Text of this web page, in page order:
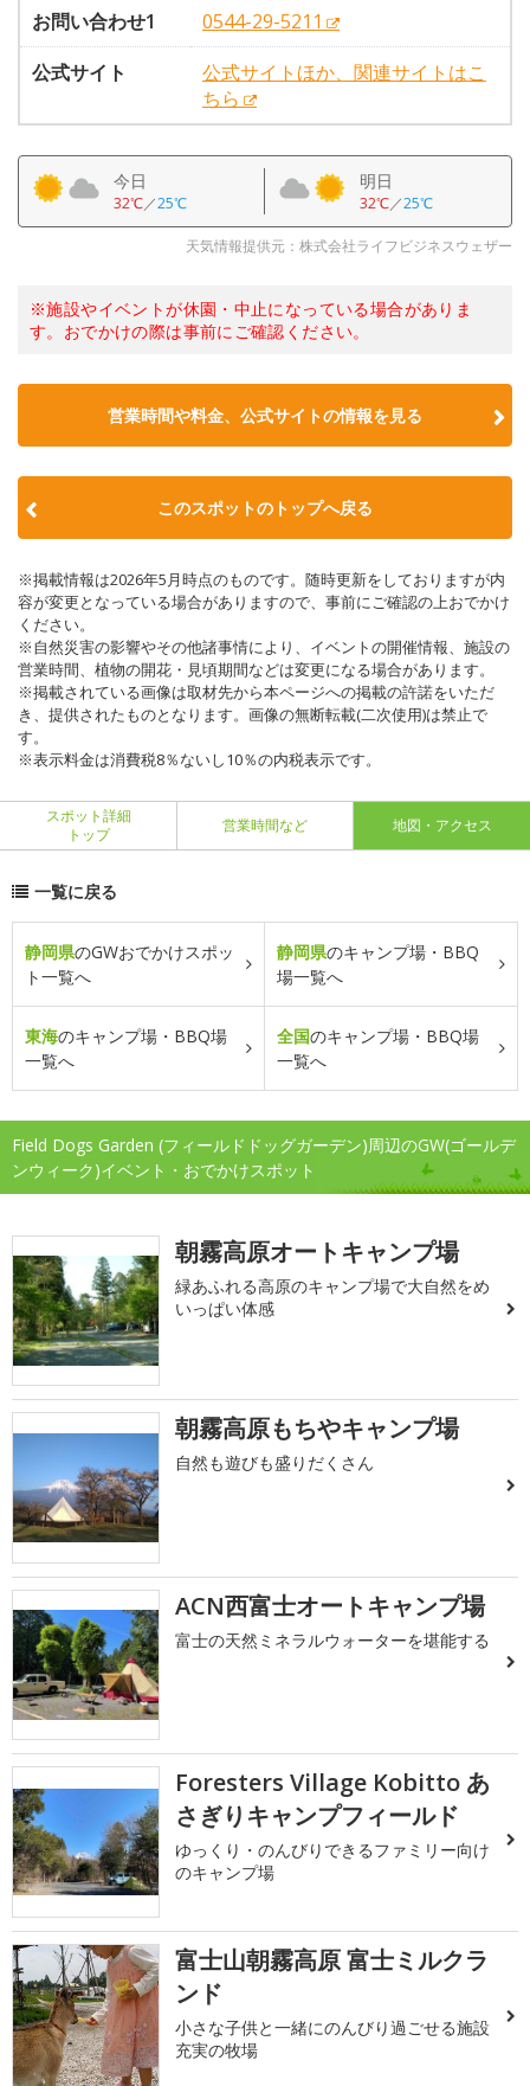
お問い合わせ1
0544-29-5211
公式サイト
公式サイトほか、関連サイトはこ
ちら
今日
32℃／25℃
明日
32℃／25℃
天気情報提供元：株式会社ライフビジネスウェザー
※施設やイベントが休園・中止になっている場合がありま
す。おでかけの際は事前にご確認ください。
営業時間や料金、公式サイトの情報を見る
このスポットのトップへ戻る
※掲載情報は2026年5月時点のものです。随時更新をしておりますが内
容が変更となっている場合がありますので、事前にご確認の上おでかけ
ください。
※自然災害の影響やその他諸事情により、イベントの開催情報、施設の
営業時間、植物の開花・見頃期間などは変更になる場合があります。
※掲載されている画像は取材先から本ページへの掲載の許諾をいただ
き、提供されたものとなります。画像の無断転載(二次使用)は禁止で
す。
※表示料金は消費税8％ないし10％の内税表示です。
スポット詳細
トップ
営業時間など 地図・アクセス
一覧に戻る
静岡県のGWおでかけスポッ
ト一覧へ
静岡県のキャンプ場・BBQ
場一覧へ
東海のキャンプ場・BBQ場
一覧へ
全国のキャンプ場・BBQ場
一覧へ
Field Dogs Garden (フィールドドッグガーデン)周辺のGW(ゴールデ
ンウィーク)イベント・おでかけスポット
朝霧高原オートキャンプ場
緑あふれる高原のキャンプ場で大自然をめ
いっぱい体感
朝霧高原もちやキャンプ場
自然も遊びも盛りだくさん
ACN西富士オートキャンプ場
富士の天然ミネラルウォーターを堪能する
Foresters Village Kobitto あ
さぎりキャンプフィールド
ゆっくり・のんびりできるファミリー向け
のキャンプ場
富士山朝霧高原 富士ミルクラ
ンド
小さな子供と一緒にのんびり過ごせる施設
充実の牧場